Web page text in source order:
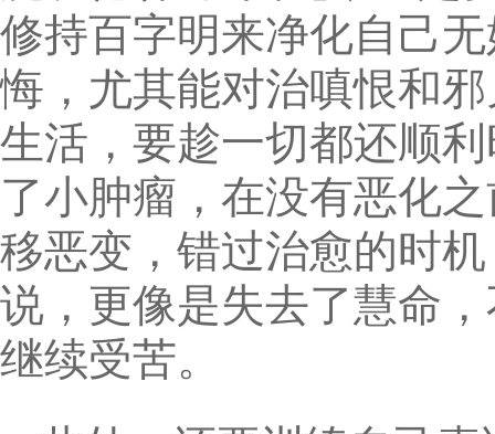
修持百字明来净化自己
悔，尤其能对治嗔恨和
生活，要趁一切都还顺
了小肿瘤，在没有恶化
移恶变，错过治愈的时
说，更像是失去了慧命
继续受苦。